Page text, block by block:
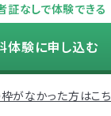
サイトマ
証なしで体験できる
体験に申し込む
がなかった方はこ
り徒歩2分